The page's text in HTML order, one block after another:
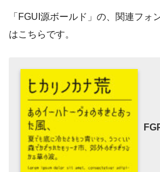
「FGUI源ボールド」の、関連フォ
はこちらです。